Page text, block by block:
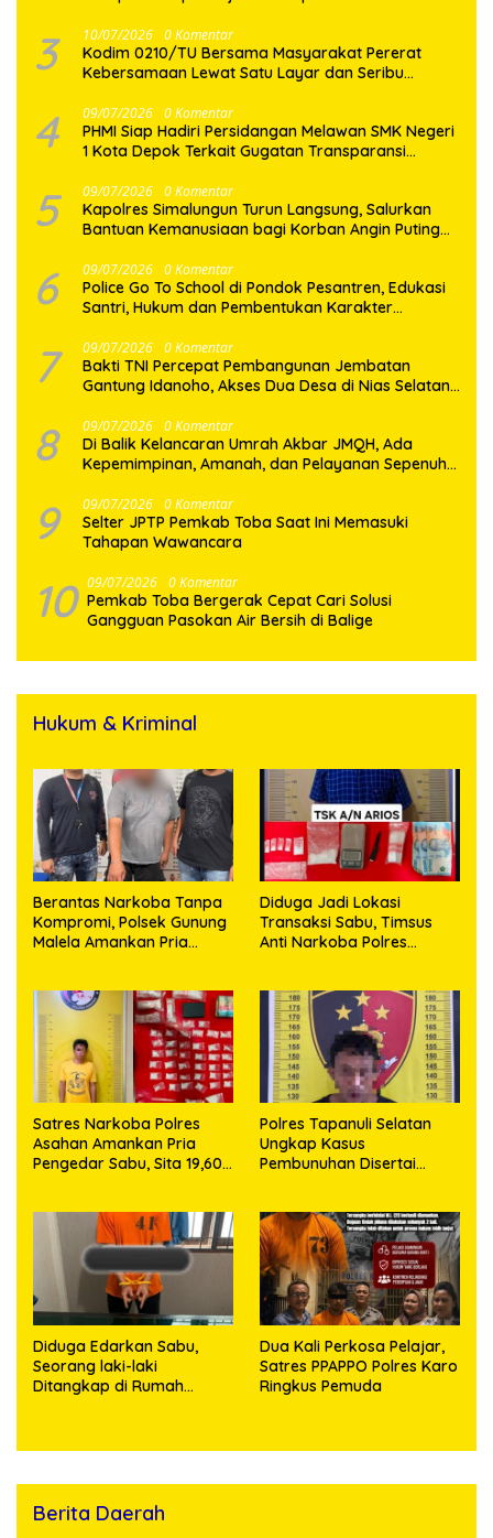
3 10/07/2026 0 Komentar
Kodim 0210/TU Bersama Masyarakat Pererat
Kebersamaan Lewat Satu Layar dan Seribu
4 09/07/2026 0 Komentar
PHMI Siap Hadiri Persidangan Melawan SMK Negeri
1 Kota Depok Terkait Gugatan Transparansi
5 09/07/2026 0 Komentar
Kapolres Simalungun Turun Langsung, Salurkan
Bantuan Kemanusiaan bagi Korban Angin Puting
6 09/07/2026 0 Komentar
Police Go To School di Pondok Pesantren, Edukasi
Santri, Hukum dan Pembentukan Karakter
7 09/07/2026 0 Komentar
Bakti TNI Percepat Pembangunan Jembatan
Gantung Idanoho, Akses Dua Desa di Nias Selatan
8 09/07/2026 0 Komentar
Di Balik Kelancaran Umrah Akbar JMQH, Ada
Kepemimpinan, Amanah, dan Pelayanan Sepenuh
9 09/07/2026 0 Komentar
Selter JPTP Pemkab Toba Saat Ini Memasuki
Tahapan Wawancara
10 09/07/2026 0 Komentar
Pemkab Toba Bergerak Cepat Cari Solusi
Gangguan Pasokan Air Bersih di Balige
Hukum & Kriminal
Berantas Narkoba Tanpa
Kompromi, Polsek Gunung
Malela Amankan Pria
Diduga Jadi Lokasi
Transaksi Sabu, Timsus
Anti Narkoba Polres
63,67 Gram Sabu
Satres Narkoba Polres
Asahan Amankan Pria
Pengedar Sabu, Sita 19,60
Polres Tapanuli Selatan
Ungkap Kasus
Pembunuhan Disertai
Ditangkap
Diduga Edarkan Sabu,
Seorang laki-laki
Ditangkap di Rumah
Dua Kali Perkosa Pelajar,
Satres PPAPPO Polres Karo
Ringkus Pemuda
Berita Daerah